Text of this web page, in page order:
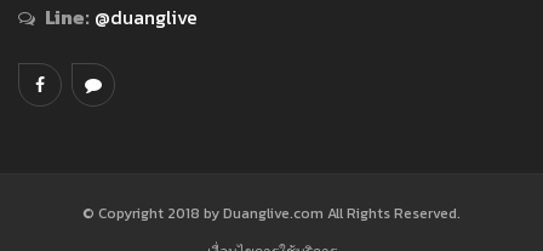
Line: @duanglive
© Copyright 2018 by Duanglive.com All Rights Reserved.